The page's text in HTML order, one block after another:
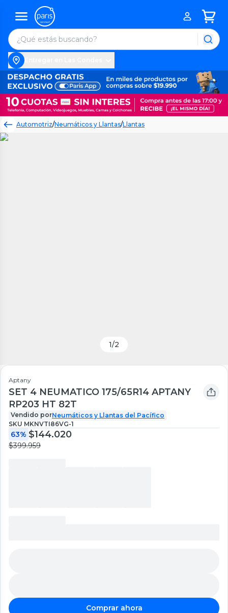
Automotriz/Neumáticos y Llantas/Llantas
1/2
Aptany
SET 4 NEUMATICO 175/65R14 APTANY
RP203 HT 82T
Vendido porNeumáticos y Llantas del Pacífico
SKU MKNVTI86VG-1
63% $144.020
$399.959
Comprar ahora